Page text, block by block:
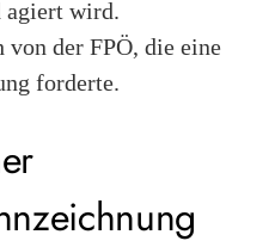
agiert wird.
von der FPÖ, die eine
forderte.